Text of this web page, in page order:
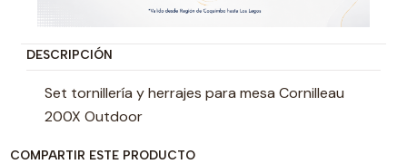
DESCRIPCIÓN
Set tornillería y herrajes para mesa Cornilleau
200X Outdoor
COMPARTIR ESTE PRODUCTO